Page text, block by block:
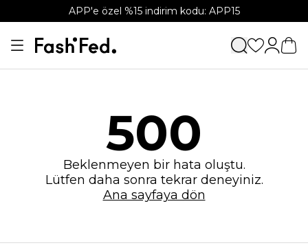
APP'e özel %15 indirim kodu: APP15
500
Beklenmeyen bir hata oluştu.
Lütfen daha sonra tekrar deneyiniz.
Ana sayfaya dön